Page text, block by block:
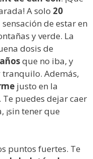
A solo 20
sensación de estar en
y verde. La
dosis de
que no iba, y
Además,
justo en la
puedes dejar caer
¡sin tener que
puntos fuertes. Te